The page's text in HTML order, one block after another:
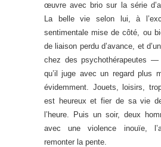
œuvre avec brio sur la série
La belle vie selon lui, à
sentimentale mise de côté, ou
de liaison perdu d’avance, et
chez des psychothérapeutes —
qu’il juge avec un regard plus
évidemment. Jouets, loisirs,
est heureux et fier de sa vie
l’heure. Puis un soir, deux
avec une violence inouïe,
remonter la pente.